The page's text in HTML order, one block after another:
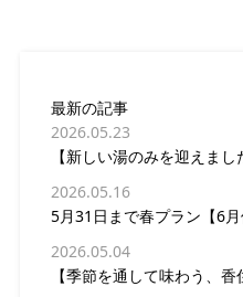
最新の記事
2026.05.23
【新しい湯のみを迎えまし
2026.05.16
5月31日まで春プラン【6
2026.05.04
【季節を通して味わう、香